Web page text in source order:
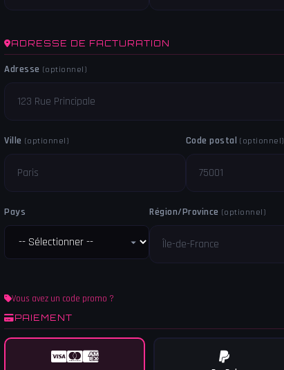
ADRESSE DE FACTURATION
Adresse (optionnel)
Ville (optionnel) Code postal (optionnel)
Pays Région/Province (optionnel)
Vous avez un code promo ?
PAIEMENT